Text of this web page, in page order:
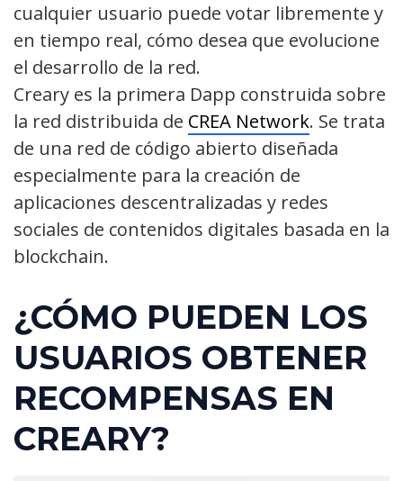
cualquier usuario puede votar libremente y
en tiempo real, cómo desea que evolucione
el desarrollo de la red.
Creary es la primera Dapp construida sobre
la red distribuida de CREA Network. Se trata
de una red de código abierto diseñada
especialmente para la creación de
aplicaciones descentralizadas y redes
sociales de contenidos digitales basada en la
blockchain.
¿CÓMO PUEDEN LOS
USUARIOS OBTENER
RECOMPENSAS EN
CREARY?